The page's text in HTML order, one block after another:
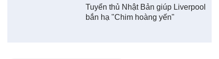
Tuyển thủ Nhật Bản giúp Liverpool
bắn hạ "Chim hoàng yến"